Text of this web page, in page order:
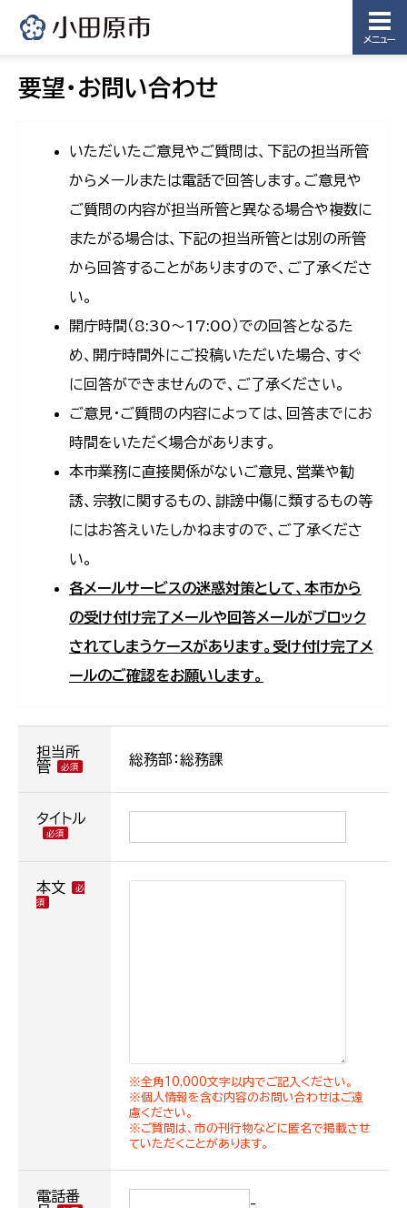
メニュー
要望・お問い合わせ
いただいたご意見やご質問は、下記の担当所管
からメールまたは電話で回答します。ご意見や
ご質問の内容が担当所管と異なる場合や複数に
またがる場合は、下記の担当所管とは別の所管
から回答することがありますので、ご了承くださ
い。
開庁時間（8:30〜17:00）での回答となるた
め、開庁時間外にご投稿いただいた場合、すぐ
に回答ができませんので、ご了承ください。
ご意見・ご質問の内容によっては、回答までにお
時間をいただく場合があります。
本市業務に直接関係がないご意見、営業や勧
誘、宗教に関するもの、誹謗中傷に類するもの等
にはお答えいたしかねますので、ご了承くださ
い。
各メールサービスの迷惑対策として、本市から
の受け付け完了メールや回答メールがブロック
されてしまうケースがあります。受け付け完了メ
ールのご確認をお願いします。
担当所
管
総務部：総務課
タイトル
本文
※全角10,000文字以内でご記入ください。
※個人情報を含む内容のお問い合わせはご遠
慮ください。
※ご質問は、市の刊行物などに匿名で掲載させ
ていただくことがあります。
電話番
-